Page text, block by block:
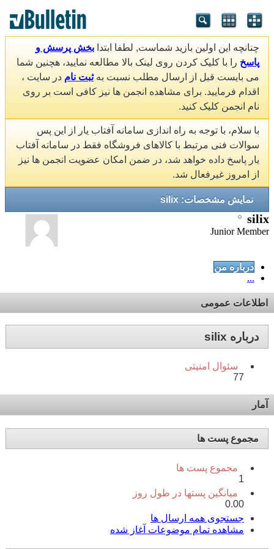
چنانچه این اولین بازید شماست, لطفا ابتدا بخش پرسش و
پاسخ را با کلیک کردن روی لینک بالا مطالعه نمایید، هچنین شما
می بایست قبل از ارسال مطلب نسبت بهثبت نام در سایت ،
اقدام فرمایید. برای مشاهده انجمن ها نیز کافی است بر روی
نام انجمن کلیک کنید.
با سلام، با توجه به راه اندازی سامانه آفتاب یار از این پس
سوالات فنی مرتبط با کالاهای فروشگاه فقط در سامانه آفتاب
یار پاسخ داده خواهد شد، در ضمن امکان عضویت انجمن ها نیز
از امروز غیرفعال شد.
نمایش مشخصات: silix
silix
Junior Member
درباره من
...
اطلاعات عمومی
درباره silix
سئوال امنیتی
77
آمار
مجموع پست ها
مجموع پست ها
1
میانگین پستها در طول روز
0.00
جستجوی همه ارسال ها
مشاهده تمام موضوعات آغاز شده